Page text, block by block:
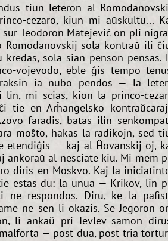
tiun leteron al
cezaro, kiun mi aŭskultu...
Teodoron Matejeviĉ-on pli
Romodanovskij sola kontraŭ ili
kredas, sola sian penson pensas.
vojevodo, eble ĝis tempo
ia nubo pendos — la
lin, mi scias, kion la princo-
tie en Arĥangelsko
faradis, batas ilin
moŝto, hakas la radikojn, sed
etendiĝis — kaj al Ĥovanskij-oj,
ankoraŭ al nesciate kiu. Mi mem
diris en Moskvo. Kaj la
estas du: la unua — Krikov, lin
ne respondos. Diru, ke la
ne sen li okazis. Se Jegoron
li ankaŭ pri Ievlev samon
— post dua, post tria